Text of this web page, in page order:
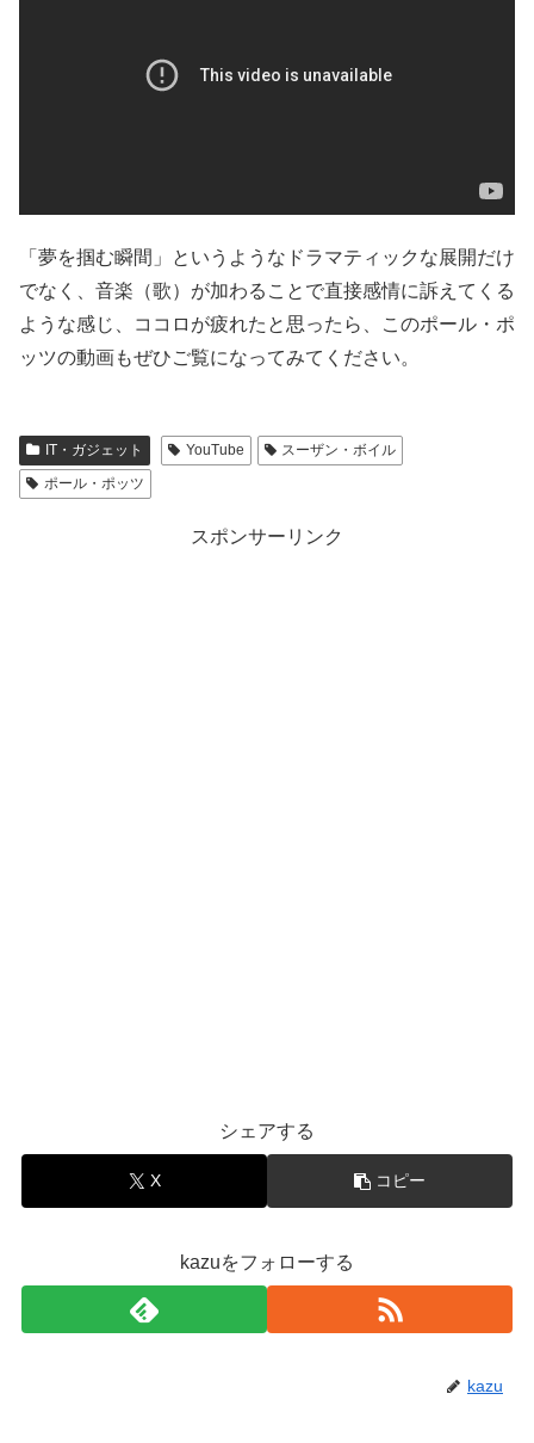
「夢を掴む瞬間」というようなドラマティックな展開だけ
でなく、音楽（歌）が加わることで直接感情に訴えてくる
ような感じ、ココロが疲れたと思ったら、このポール・ポ
ッツの動画もぜひご覧になってみてください。
IT・ガジェット YouTube
スーザン・ボイル
ポール・ポッツ
スポンサーリンク
シェアする
X コピー
kazuをフォローする
kazu